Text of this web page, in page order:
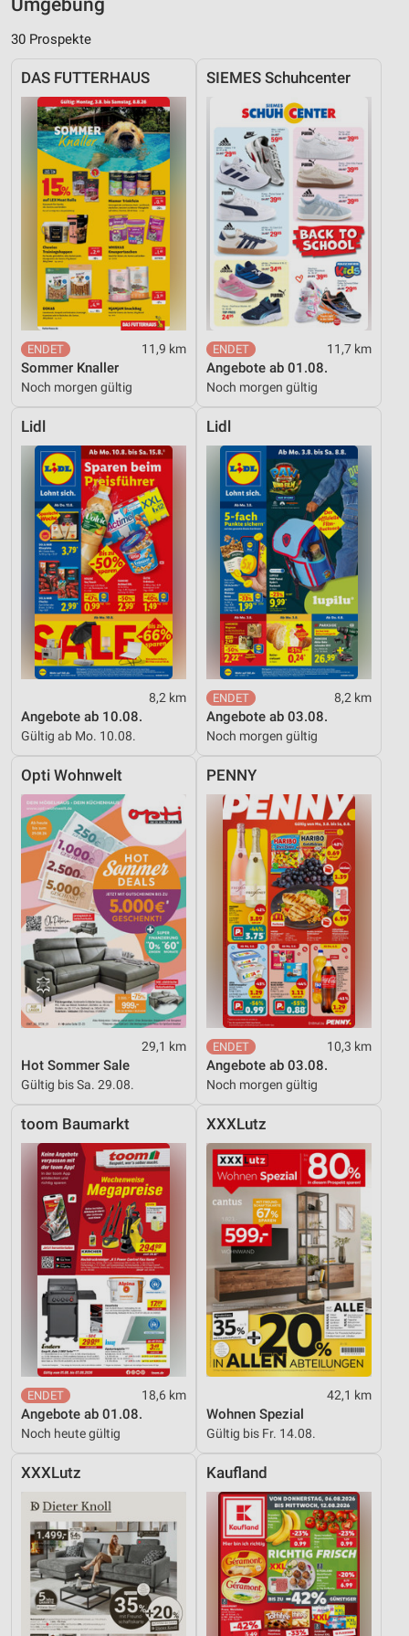
Umgebung
30 Prospekte
DAS FUTTERHAUS
11,9 km
Sommer Knaller
Noch morgen gültig
SIEMES Schuhcenter
11,7 km
Angebote ab 01.08.
Noch morgen gültig
Lidl
8,2 km
Angebote ab 10.08.
Gültig ab Mo. 10.08.
Lidl
8,2 km
Angebote ab 03.08.
Noch morgen gültig
Opti Wohnwelt
29,1 km
Hot Sommer Sale
Gültig bis Sa. 29.08.
PENNY
10,3 km
Angebote ab 03.08.
Noch morgen gültig
toom Baumarkt
18,6 km
Angebote ab 01.08.
Noch heute gültig
XXXLutz
42,1 km
Wohnen Spezial
Gültig bis Fr. 14.08.
XXXLutz Kaufland